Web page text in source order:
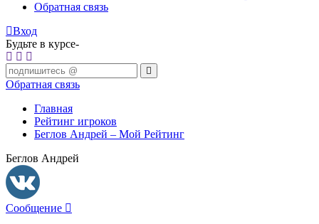
Обратная связь
Вход
Будьте в курсе-
Обратная связь
Главная
Рейтинг игроков
Беглов Андрей – Мой Рейтинг
Беглов Андрей
Сообщение